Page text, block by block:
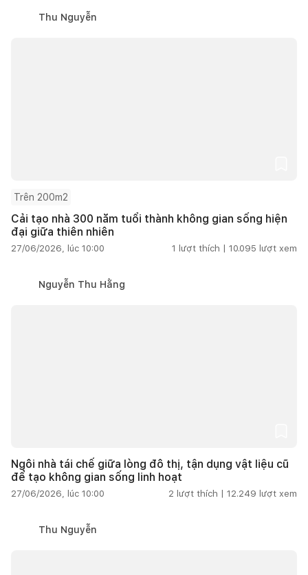
Thu Nguyễn
Trên 200m2
Cải tạo nhà 300 năm tuổi thành không gian sống hiện
đại giữa thiên nhiên
27/06/2026, lúc 10:00 1 lượt thích | 10.095 lượt xem
Nguyễn Thu Hằng
Ngôi nhà tái chế giữa lòng đô thị, tận dụng vật liệu cũ
để tạo không gian sống linh hoạt
27/06/2026, lúc 10:00 2 lượt thích | 12.249 lượt xem
Thu Nguyễn